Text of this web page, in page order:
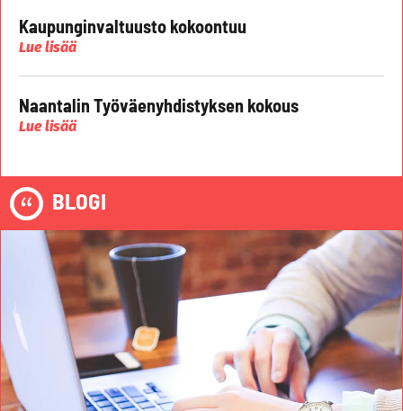
Kaupunginvaltuusto kokoontuu
Lue lisää
Naantalin Työväenyhdistyksen kokous
Lue lisää
BLOGI